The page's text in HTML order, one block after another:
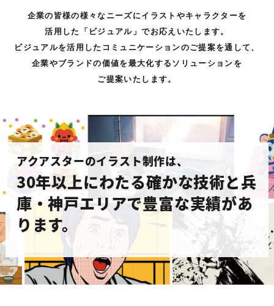
企業の皆様の様々なニーズにイラストやキャラクターを
活用した「ビジュアル」でお応えいたします。
ビジュアルを活用したコミュニケーションのご提案を通して、
企業やブランドの価値を最大化するソリューションを
ご提案いたします。
アクアスターのイラスト制作は、
30年以上にわたる確かな技術と兵
庫・神戸エリアで豊富な実績があ
ります。